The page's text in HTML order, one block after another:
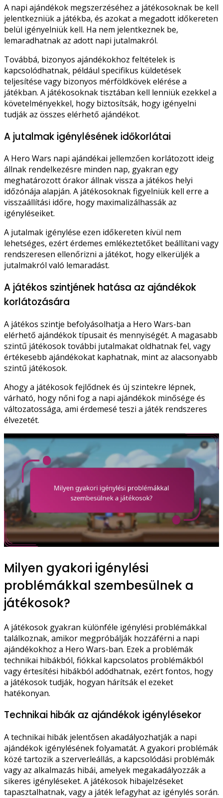
A napi ajándékok megszerzéséhez a játékosoknak be kell
jelentkezniük a játékba, és azokat a megadott időkereten
belül igényelniük kell. Ha nem jelentkeznek be,
lemaradhatnak az adott napi jutalmakról.
Továbbá, bizonyos ajándékokhoz feltételek is
kapcsolódhatnak, például specifikus küldetések
teljesítése vagy bizonyos mérföldkövek elérése a
játékban. A játékosoknak tisztában kell lenniük ezekkel a
követelményekkel, hogy biztosítsák, hogy igényelni
tudják az összes elérhető ajándékot.
A jutalmak igénylésének időkorlátai
A Hero Wars napi ajándékai jellemzően korlátozott ideig
állnak rendelkezésre minden nap, gyakran egy
meghatározott órakor állnak vissza a játékos helyi
időzónája alapján. A játékosoknak figyelniük kell erre a
visszaállítási időre, hogy maximalizálhassák az
igényléseiket.
A jutalmak igénylése ezen időkereten kívül nem
lehetséges, ezért érdemes emlékeztetőket beállítani vagy
rendszeresen ellenőrizni a játékot, hogy elkerüljék a
jutalmakról való lemaradást.
A játékos szintjének hatása az ajándékok
korlátozására
A játékos szintje befolyásolhatja a Hero Wars-ban
elérhető ajándékok típusait és mennyiségét. A magasabb
szintű játékosok további jutalmakat oldhatnak fel, vagy
értékesebb ajándékokat kaphatnak, mint az alacsonyabb
szintű játékosok.
Ahogy a játékosok fejlődnek és új szintekre lépnek,
várható, hogy nőni fog a napi ajándékok minősége és
változatossága, ami érdemesé teszi a játék rendszeres
élvezetét.
Milyen gyakori igénylési
problémákkal szembesülnek a
játékosok?
A játékosok gyakran különféle igénylési problémákkal
találkoznak, amikor megpróbálják hozzáférni a napi
ajándékokhoz a Hero Wars-ban. Ezek a problémák
technikai hibákból, fiókkal kapcsolatos problémákból
vagy értesítési hibákból adódhatnak, ezért fontos, hogy
a játékosok tudják, hogyan hárítsák el ezeket
hatékonyan.
Technikai hibák az ajándékok igénylésekor
A technikai hibák jelentősen akadályozhatják a napi
ajándékok igénylésének folyamatát. A gyakori problémák
közé tartozik a szerverleállás, a kapcsolódási problémák
vagy az alkalmazás hibái, amelyek megakadályozzák a
sikeres igényléseket. A játékosok hibajelzéseket
tapasztalhatnak, vagy a játék lefagyhat az igénylés során.